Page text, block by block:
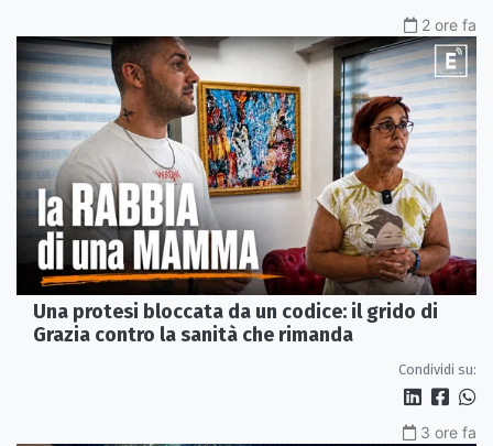
2 ore fa
Una protesi bloccata da un codice: il grido di
Grazia contro la sanità che rimanda
Condividi su:
3 ore fa